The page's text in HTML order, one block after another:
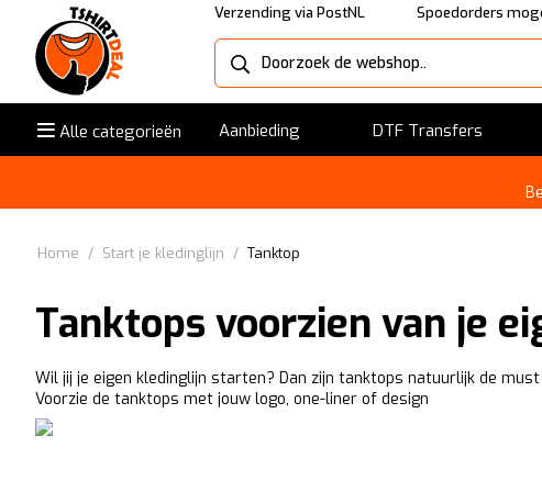
Verzending via PostNL Spoedorders
Alle categorieën Aanbieding DTF Transfers
Home / Start je kledinglijn / Tanktop
Tanktops voorzien van je
Wil jij je eigen kledinglijn starten? Dan zijn tanktops natuurlijk de
Voorzie de tanktops met jouw logo, one-liner of design